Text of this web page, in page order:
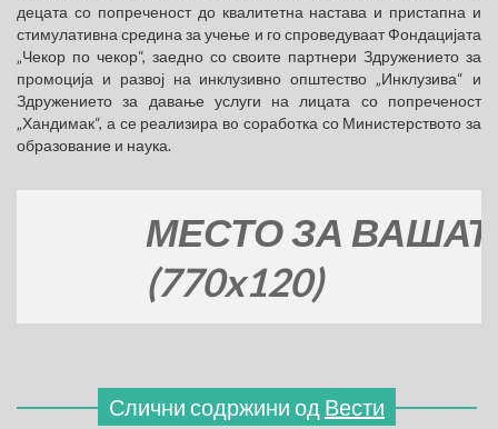
децата со попреченост до квалитетна настава и пристапна и
стимулативна средина за учење и го спроведуваат Фондацијата
„Чекор по чекор“, заедно со своите партнери Здружението за
промоција и развој на инклузивно општество „Инклузива“ и
Здружението за давање услуги на лицата со попреченост
„Хандимак“, а се реализира вo соработка со Министерството за
образование и наука.
МЕСТО ЗА ВАШАТА
(770x120)
Слични содржини од Вести